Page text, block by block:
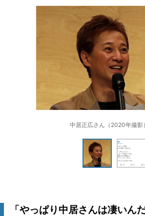
中居正広さん（2020年撮影）
「やっぱり中居さんは凄いん